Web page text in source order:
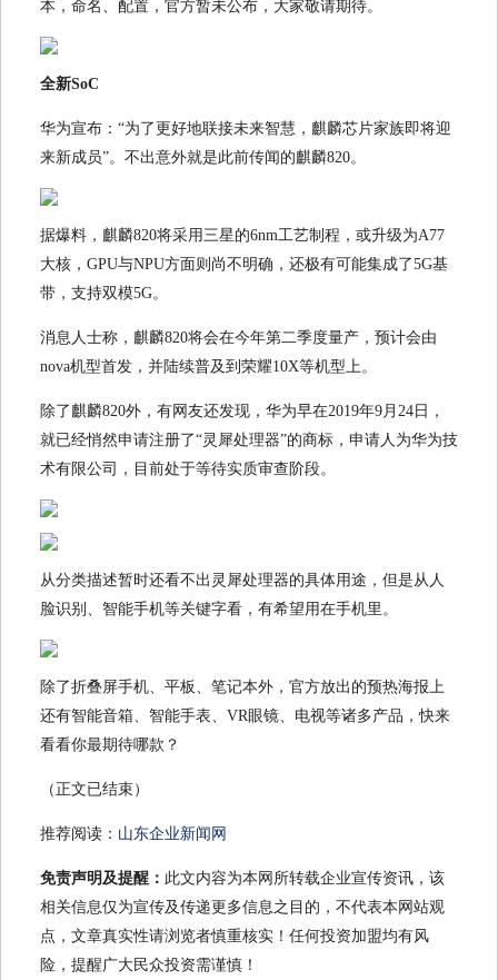
本，命名、配置，官方暂未公布，大家敬请期待。
全新SoC
华为宣布：“为了更好地联接未来智慧，麒麟芯片家族即将迎
来新成员”。不出意外就是此前传闻的麒麟820。
据爆料，麒麟820将采用三星的6nm工艺制程，或升级为A77
大核，GPU与NPU方面则尚不明确，还极有可能集成了5G基
带，支持双模5G。
消息人士称，麒麟820将会在今年第二季度量产，预计会由
nova机型首发，并陆续普及到荣耀10X等机型上。
除了麒麟820外，有网友还发现，华为早在2019年9月24日，
就已经悄然申请注册了“灵犀处理器”的商标，申请人为华为技
术有限公司，目前处于等待实质审查阶段。
从分类描述暂时还看不出灵犀处理器的具体用途，但是从人
脸识别、智能手机等关键字看，有希望用在手机里。
除了折叠屏手机、平板、笔记本外，官方放出的预热海报上
还有智能音箱、智能手表、VR眼镜、电视等诸多产品，快来
看看你最期待哪款？
（正文已结束）
推荐阅读： 山东企业新闻网
免责声明及提醒： 此文内容为本网所转载企业宣传资讯，该
相关信息仅为宣传及传递更多信息之目的，不代表本网站观
点，文章真实性请浏览者慎重核实！任何投资加盟均有风
险，提醒广大民众投资需谨慎！